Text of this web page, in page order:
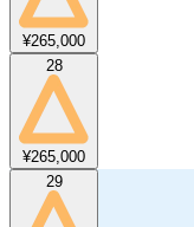
¥265,000
28
¥265,000
29